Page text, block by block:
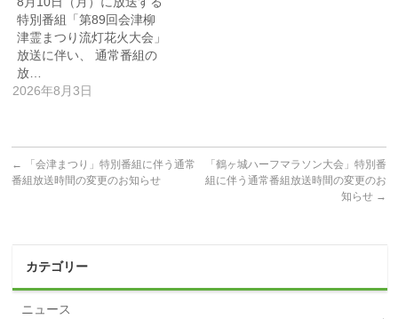
特別番組「第89回会津柳
津霊まつり流灯花火大会」
放送に伴い、 通常番組の
放…
2026年8月3日
←
「会津まつり」特別番組に伴う通常
番組放送時間の変更のお知らせ
「鶴ヶ城ハーフマラソン大会」特別番
組に伴う通常番組放送時間の変更のお
知らせ →
カテゴリー
ニュース